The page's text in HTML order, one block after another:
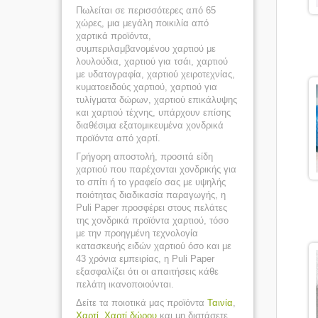
Πωλείται σε περισσότερες από 65
χώρες, μια μεγάλη ποικιλία από
χαρτικά προϊόντα,
συμπεριλαμβανομένου χαρτιού με
λουλούδια, χαρτιού για τσάι, χαρτιού
με υδατογραφία, χαρτιού χειροτεχνίας,
κυματοειδούς χαρτιού, χαρτιού για
τυλίγματα δώρων, χαρτιού επικάλυψης
και χαρτιού τέχνης, υπάρχουν επίσης
διαθέσιμα εξατομικευμένα χονδρικά
προϊόντα από χαρτί.
Γρήγορη αποστολή, προσιτά είδη
χαρτιού που παρέχονται χονδρικής για
το σπίτι ή το γραφείο σας με υψηλής
ποιότητας διαδικασία παραγωγής, η
Puli Paper προσφέρει στους πελάτες
της χονδρικά προϊόντα χαρτιού, τόσο
με την προηγμένη τεχνολογία
κατασκευής ειδών χαρτιού όσο και με
43 χρόνια εμπειρίας, η Puli Paper
εξασφαλίζει ότι οι απαιτήσεις κάθε
πελάτη ικανοποιούνται.
Δείτε τα ποιοτικά μας προϊόντα Ταινία,
Χαρτί, Χαρτί δώρου και μη διστάσετε